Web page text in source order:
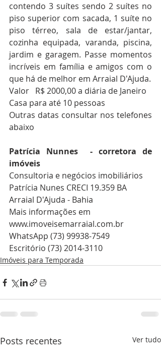
contendo 3 suítes sendo 2 suítes no
piso superior com sacada, 1 suíte no
piso térreo, sala de estar/jantar,
cozinha equipada, varanda, piscina,
jardim e garagem. Passe momentos
incríveis em família e amigos com o
que há de melhor em Arraial D'Ajuda.
Valor   R$ 2000,00 a diária de Janeiro
Casa para até 10 pessoas
Outras datas consultar nos telefones
abaixo
Patrícia Nunnes  - corretora de
imóveis
Consultoria e negócios imobiliários
Patrícia Nunes CRECI 19.359 BA
Arraial D'Ajuda - Bahia
Mais informações em
www.imoveisemarraial.com.br
WhatsApp (73) 99938-7549
Escritório (73) 2014-3110
Imóveis para Temporada
Posts recentes Ver tudo